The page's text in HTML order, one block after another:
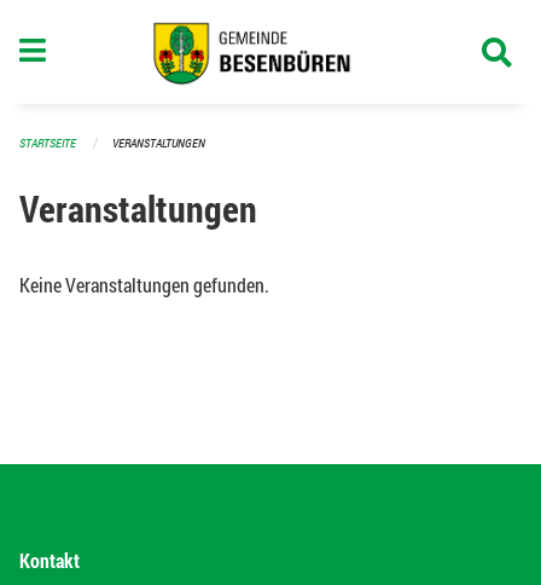
STARTSEITE VERANSTALTUNGEN
Veranstaltungen
Keine Veranstaltungen gefunden.
Kontakt